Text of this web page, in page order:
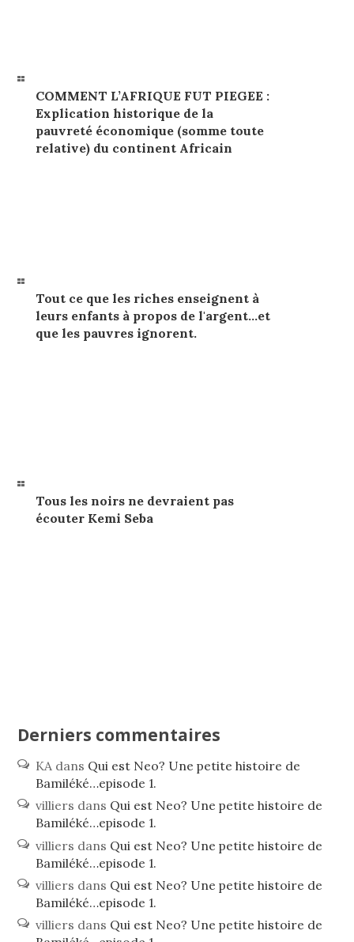
COMMENT L’AFRIQUE FUT PIEGEE :
Explication historique de la
pauvreté économique (somme toute
relative) du continent Africain
Tout ce que les riches enseignent à
leurs enfants à propos de l'argent…et
que les pauvres ignorent.
Tous les noirs ne devraient pas
écouter Kemi Seba
Derniers commentaires
KA dans Qui est Neo? Une petite histoire de
Bamiléké…episode 1.
villiers dans Qui est Neo? Une petite histoire de
Bamiléké…episode 1.
villiers dans Qui est Neo? Une petite histoire de
Bamiléké…episode 1.
villiers dans Qui est Neo? Une petite histoire de
Bamiléké…episode 1.
villiers dans Qui est Neo? Une petite histoire de